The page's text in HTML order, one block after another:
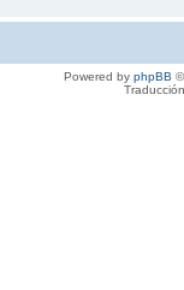
Powered by phpBB